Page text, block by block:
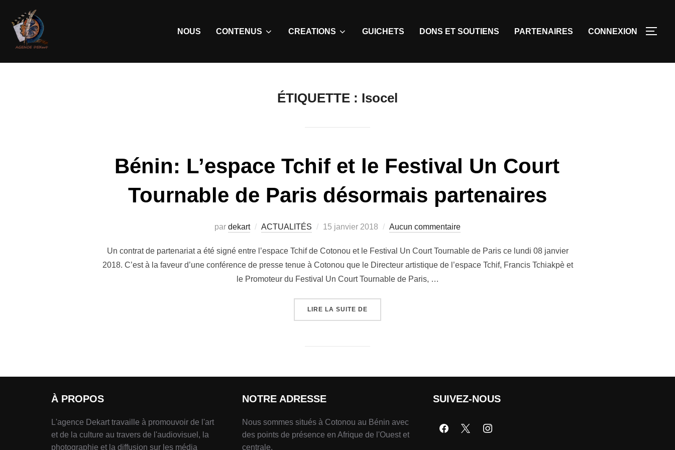
NOUS CONTENUS CREATIONS GUICHETS DONS ET SOUTIENS PARTENAIRES CONNEXION
ÉTIQUETTE : Isocel
Bénin: L’espace Tchif et le Festival Un Court
Tournable de Paris désormais partenaires
par dekart ACTUALITÉS 15 janvier 2018 Aucun commentaire
Un contrat de partenariat a été signé entre l’espace Tchif de Cotonou et le Festival Un Court Tournable de Paris ce lundi 08 janvier
2018. C’est à la faveur d’une conférence de presse tenue à Cotonou que le Directeur artistique de l’espace Tchif, Francis Tchiakpè et
le Promoteur du Festival Un Court Tournable de Paris, …
LIRE LA SUITE DE
À PROPOS
L'agence Dekart travaille à promouvoir de l'art
et de la culture au travers de l'audiovisuel, la
photographie et la diffusion sur les média
NOTRE ADRESSE
Nous sommes situés à Cotonou au Bénin avec
des points de présence en Afrique de l'Ouest et
centrale.
SUIVEZ-NOUS